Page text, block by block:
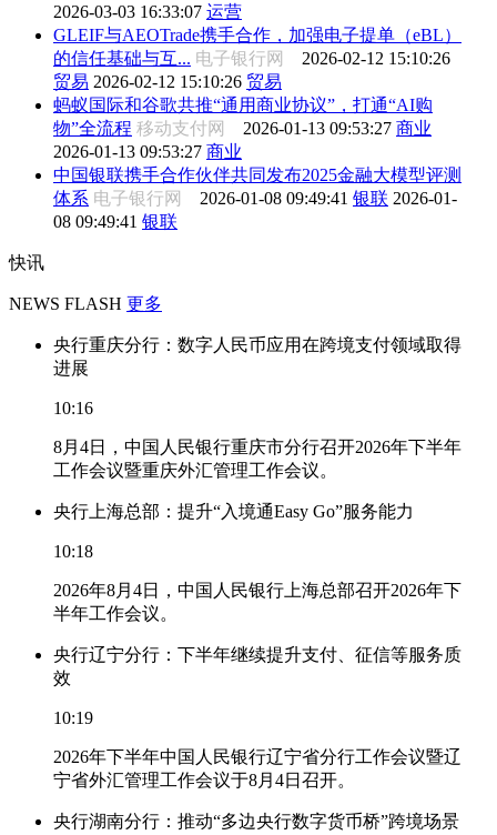
2026-03-03 16:33:07 运营
GLEIF与AEOTrade携手合作，加强电子提单（eBL）
的信任基础与互... 电子银行网 2026-02-12 15:10:26
贸易 2026-02-12 15:10:26 贸易
蚂蚁国际和谷歌共推“通用商业协议”，打通“AI购
物”全流程 移动支付网 2026-01-13 09:53:27 商业
2026-01-13 09:53:27 商业
中国银联携手合作伙伴共同发布2025金融大模型评测
体系 电子银行网 2026-01-08 09:49:41 银联 2026-01-
08 09:49:41 银联
快讯
NEWS FLASH 更多
央行重庆分行：数字人民币应用在跨境支付领域取得
进展
10:16
8月4日，中国人民银行重庆市分行召开2026年下半年
工作会议暨重庆外汇管理工作会议。
央行上海总部：提升“入境通Easy Go”服务能力
10:18
2026年8月4日，中国人民银行上海总部召开2026年下
半年工作会议。
央行辽宁分行：下半年继续提升支付、征信等服务质
效
10:19
2026年下半年中国人民银行辽宁省分行工作会议暨辽
宁省外汇管理工作会议于8月4日召开。
央行湖南分行：推动“多边央行数字货币桥”跨境场景